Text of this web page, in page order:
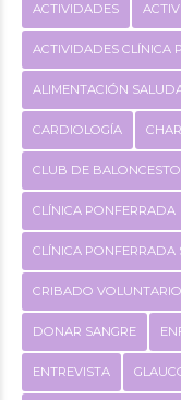
ACTIVIDADES
ACTIVIDADES CLÍNICA
ALIMENTACIÓN
CARDIOLOGÍA
CLUB DE
CLÍNICA PONFERRADA
CLÍNICA PONFERRADA
CRIBADO VOLUNTARIO
DONAR SANGRE
ENTREVISTA